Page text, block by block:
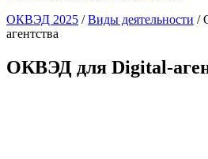
ОКВЭД 2025 /Виды деятельности /
агентства
ОКВЭД для Digital-